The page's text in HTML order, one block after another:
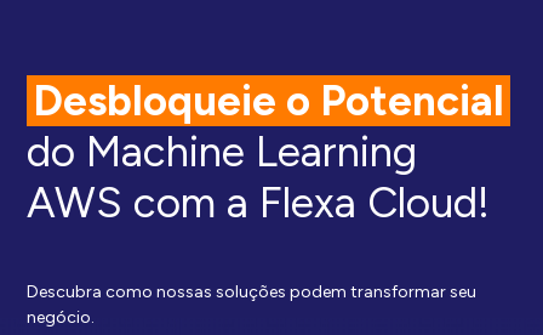
Desbloqueie o Potencial
do Machine Learning
AWS com a Flexa Cloud!
Descubra como nossas soluções podem transformar seu
negócio.